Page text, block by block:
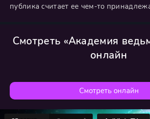
публика считает ее чем-то
Смотреть «Академия
онлайн
Смотреть онлайн